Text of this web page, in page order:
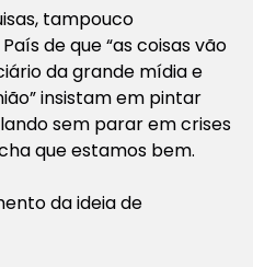
tampouco
de que “as coisas vão
da grande mídia e
insistam em pintar
sem parar em crises
que estamos bem.
da ideia de